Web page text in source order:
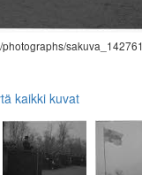
sakuva_142761
kaikki kuvat